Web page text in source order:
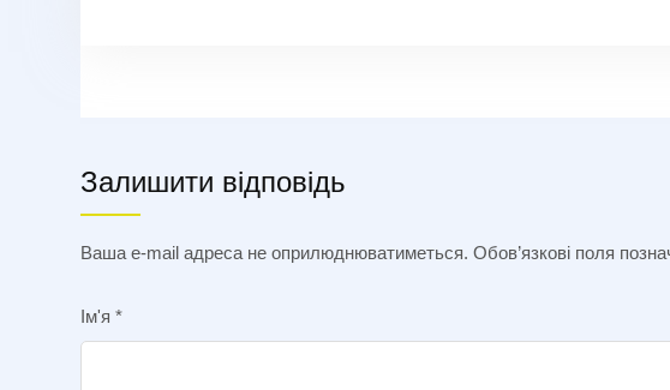
Залишити відповідь
Ваша e-mail адреса не оприлюднюватиметься. Обов’язкові поля
Ім'я *